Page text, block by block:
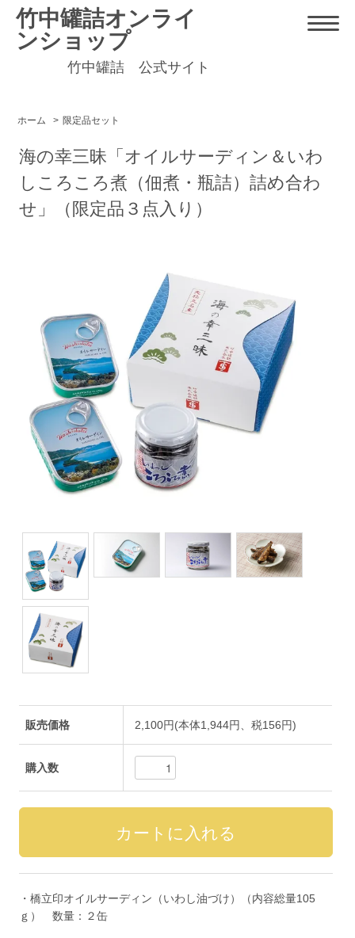
竹中罐詰オンライ
ンショップ
竹中罐詰 公式サイト
ホーム > 限定品セット
海の幸三昧「オイルサーディン＆いわ
しころころ煮（佃煮・瓶詰）詰め合わ
せ」（限定品３点入り）
販売価格 2,100円(本体1,944円、税156円)
購入数
・橋立印オイルサーディン（いわし油づけ）（内容総量105
ｇ） 数量：２缶